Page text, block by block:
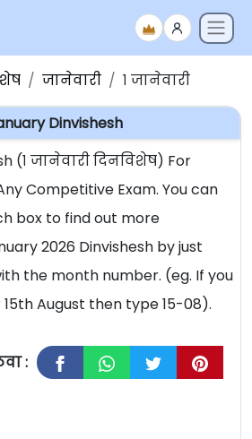
जानेवारी १ जानेवारी
Dinvishesh
(१ जानेवारी दिनविशेष) For
Competitive Exam. You can
box to find out more
2026 Dinvishesh by just
the month number. (eg. If you
August then type 15-08).
: